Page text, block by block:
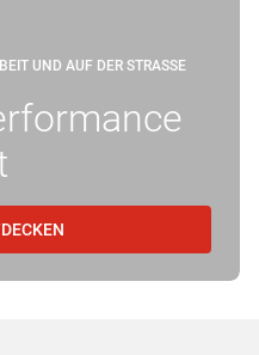
UND AUF DER STRASSE